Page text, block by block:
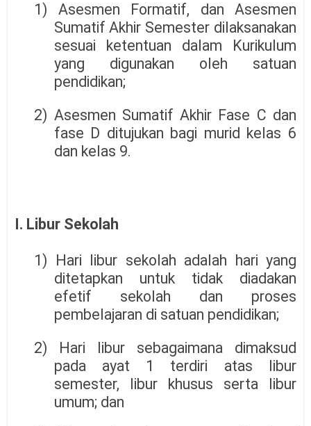
1) Asesmen Formatif, dan Asesmen
Sumatif Akhir Semester dilaksanakan
sesuai ketentuan dalam Kurikulum
yang digunakan oleh satuan
pendidikan;
2) Asesmen Sumatif Akhir Fase C dan
fase D ditujukan bagi murid kelas 6
dan kelas 9.
I. Libur Sekolah
1) Hari libur sekolah adalah hari yang
ditetapkan untuk tidak diadakan
efetif sekolah dan proses
pembelajaran di satuan pendidikan;
2) Hari libur sebagaimana dimaksud
pada ayat 1 terdiri atas libur
semester, libur khusus serta libur
umum; dan